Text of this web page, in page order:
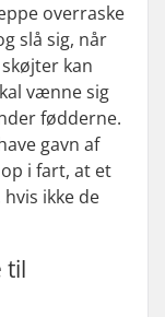
overraske
slå sig, når
kan
vænne sig
fødderne.
gavn af
i fart, at et
ikke de
til